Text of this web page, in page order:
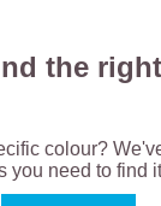
the
colour?
you need to find